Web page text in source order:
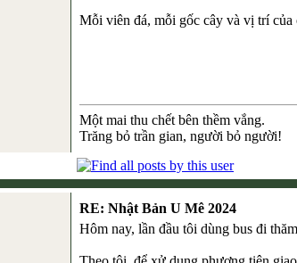
Mỗi viên đá, mỗi gốc cây và vị trí
Một mai thu chết bên thềm vắng.
Trăng bỏ trần gian, người bỏ người!
RE: Nhật Bản U Mê 2024
Hôm nay, lần đầu tôi dùng bus đi